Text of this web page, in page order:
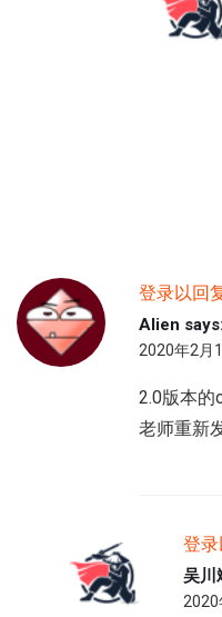
登录以回
Alien says:
2020年2月
2.0版本的
老师重新
登录
吴川
2020